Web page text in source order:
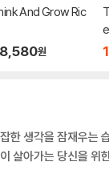
And Grow Ric
원
한 생각을 잠재우는
살아가는 당신을 위